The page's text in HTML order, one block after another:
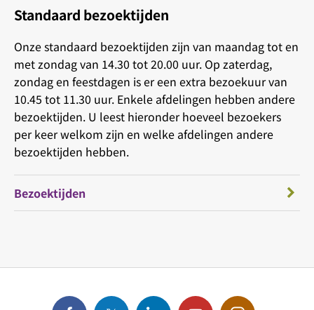
Standaard bezoektijden
Onze standaard bezoektijden zijn van maandag tot en
met zondag van 14.30 tot 20.00 uur. Op zaterdag,
zondag en feestdagen is er een extra bezoekuur van
10.45 tot 11.30 uur. Enkele afdelingen hebben andere
bezoektijden. U leest hieronder hoeveel bezoekers
per keer welkom zijn en welke afdelingen andere
bezoektijden hebben.
Bezoektijden